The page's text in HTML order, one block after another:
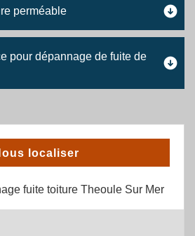
perméable
pour dépannage de fuite de
localiser
fuite toiture Theoule Sur Mer